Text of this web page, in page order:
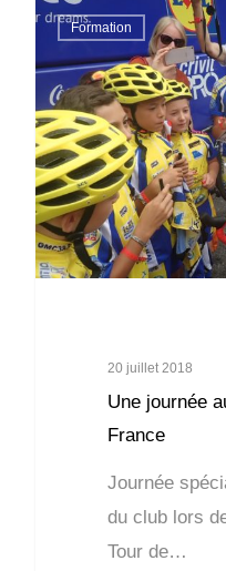
Formation
20 juillet 2018
Une journée
France
Journée
du club lors
Tour de…